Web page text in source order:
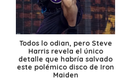
Todos lo odian, pero Steve
Harris revela el único
detalle que habría salvado
este polémico disco de Iron
Maiden